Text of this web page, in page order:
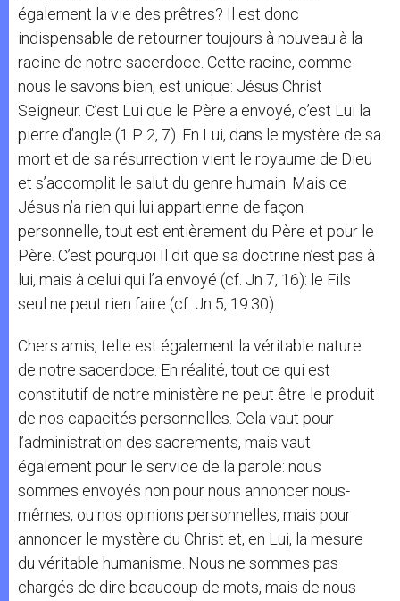
également la vie des prêtres? Il est donc
indispensable de retourner toujours à nouveau à la
racine de notre sacerdoce. Cette racine, comme
nous le savons bien, est unique: Jésus Christ
Seigneur. C’est Lui que le Père a envoyé, c’est Lui la
pierre d’angle (1 P 2, 7). En Lui, dans le mystère de sa
mort et de sa résurrection vient le royaume de Dieu
et s’accomplit le salut du genre humain. Mais ce
Jésus n’a rien qui lui appartienne de façon
personnelle, tout est entièrement du Père et pour le
Père. C’est pourquoi Il dit que sa doctrine n’est pas à
lui, mais à celui qui l’a envoyé (cf. Jn 7, 16): le Fils
seul ne peut rien faire (cf. Jn 5, 19.30).
Chers amis, telle est également la véritable nature
de notre sacerdoce. En réalité, tout ce qui est
constitutif de notre ministère ne peut être le produit
de nos capacités personnelles. Cela vaut pour
l’administration des sacrements, mais vaut
également pour le service de la parole: nous
sommes envoyés non pour nous annoncer nous-
mêmes, ou nos opinions personnelles, mais pour
annoncer le mystère du Christ et, en Lui, la mesure
du véritable humanisme. Nous ne sommes pas
chargés de dire beaucoup de mots, mais de nous